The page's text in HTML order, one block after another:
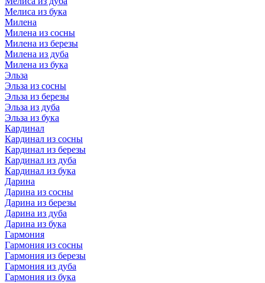
Мелиса из бука
Милена
Милена из сосны
Милена из березы
Милена из дуба
Милена из бука
Эльза
Эльза из сосны
Эльза из березы
Эльза из дуба
Эльза из бука
Кардинал
Кардинал из сосны
Кардинал из березы
Кардинал из дуба
Кардинал из бука
Дарина
Дарина из сосны
Дарина из березы
Дарина из дуба
Дарина из бука
Гармония
Гармония из сосны
Гармония из березы
Гармония из дуба
Гармония из бука